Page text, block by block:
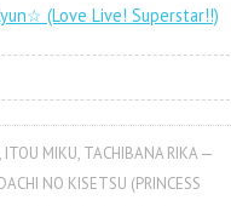
(Love Live! Superstar!!)
ITOU MIKU, TACHIBANA RIKA —
NO KISETSU (PRINCESS